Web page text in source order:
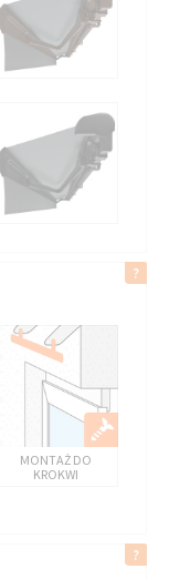
MONTAŻ DO
KROKWI